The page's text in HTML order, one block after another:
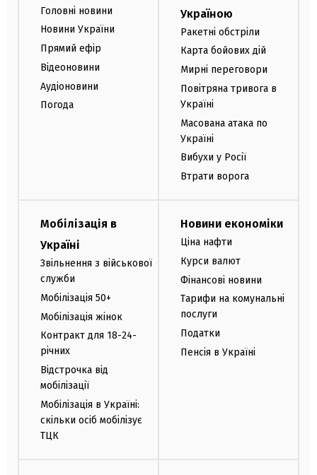
Головні новини
Новини України
Прямий ефір
Відеоновини
Аудіоновини
Погода
Україною
Ракетні обстріли
Карта бойових дій
Мирні переговори
Повітряна тривога в
Україні
Масована атака по
Україні
Вибухи у Росії
Втрати ворога
Мобілізація в
Україні
Звільнення з військової
служби
Мобілізація 50+
Мобілізація жінок
Контракт для 18-24-
річних
Відстрочка від
мобілізації
Мобілізація в Україні:
скільки осіб мобілізує
ТЦК
Новини економіки
Ціна нафти
Курси валют
Фінансові новини
Тарифи на комунальні
послуги
Податки
Пенсія в Україні